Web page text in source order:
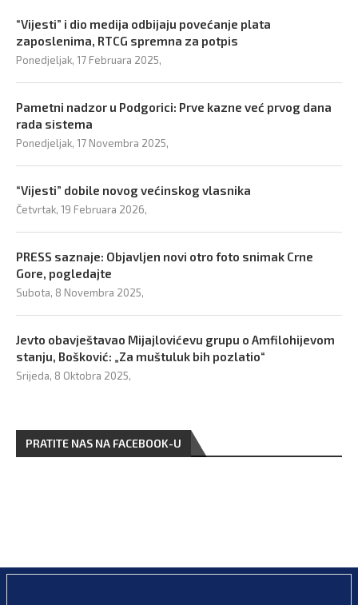
“Vijesti” i dio medija odbijaju povećanje plata
zaposlenima, RTCG spremna za potpis
Ponedjeljak, 17 Februara 2025,
Pametni nadzor u Podgorici: Prve kazne već prvog dana
rada sistema
Ponedjeljak, 17 Novembra 2025,
“Vijesti” dobile novog većinskog vlasnika
Četvrtak, 19 Februara 2026,
PRESS saznaje: Objavljen novi otro foto snimak Crne
Gore, pogledajte
Subota, 8 Novembra 2025,
Jevto obavještavao Mijajlovićevu grupu o Amfilohijevom
stanju, Bošković: „Za muštuluk bih pozlatio“
Srijeda, 8 Oktobra 2025,
PRATITE NAS NA FACEBOOK-U